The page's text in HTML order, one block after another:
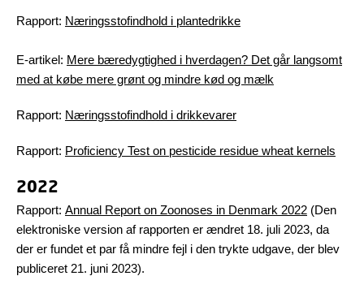
Rapport: Næringsstofindhold i plantedrikke
E-artikel: Mere bæredygtighed i hverdagen? Det går langsomt
med at købe mere grønt og mindre kød og mælk
Rapport: Næringsstofindhold i drikkevarer
Rapport: Proficiency Test on pesticide residue wheat kernels
2022
Rapport: Annual Report on Zoonoses in Denmark 2022 (Den
elektroniske version af rapporten er ændret 18. juli 2023, da
der er fundet et par få mindre fejl i den trykte udgave, der blev
publiceret 21. juni 2023).